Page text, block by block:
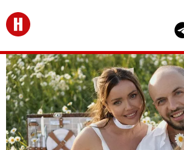
Перейти на главную